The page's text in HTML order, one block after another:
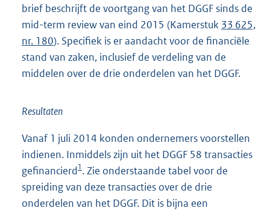
brief beschrijft de voortgang van het DGGF sinds de
mid-term review van eind 2015 (Kamerstuk 33 625,
nr. 180). Specifiek is er aandacht voor de financiële
stand van zaken, inclusief de verdeling van de
middelen over de drie onderdelen van het DGGF.
Resultaten
Vanaf 1 juli 2014 konden ondernemers voorstellen
indienen. Inmiddels zijn uit het DGGF 58 transacties
gefinancierd1. Zie onderstaande tabel voor de
spreiding van deze transacties over de drie
onderdelen van het DGGF. Dit is bijna een